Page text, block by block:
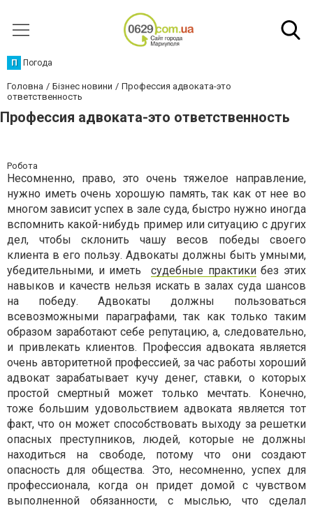
П Погода
Головна Бізнес новини
Профессия адвоката-это
ответственность
Профессия адвоката-это ответственность
Робота
Несомненно, право, это очень тяжелое направление,
нужно иметь очень хорошую память, так как от нее во
многом зависит успех в зале суда, быстро нужно иногда
вспомнить какой-нибудь пример или ситуацию с других
дел, чтобы склонить чашу весов победы своего
клиента в его пользу. Адвокаты должны быть умными,
убедительными, и иметь судебные практикибез этих
навыков и качеств нельзя искать в залах суда шансов
на победу. Адвокаты должны пользоваться
всевозможными параграфами, так как только таким
образом заработают себе репутацию, а, следовательно,
и привлекать клиентов. Профессия адвоката является
очень авторитетной профессией, за час работы хороший
адвокат зарабатывает кучу денег, ставки, о которых
простой смертный может только мечтать. Конечно,
тоже большим удовольствием адвоката является тот
факт, что он может способствовать выходу за решетки
опасных преступников, людей, которые не должны
находиться на свободе, потому что они создают
опасность для общества. Это, несомненно, успех для
профессионала, когда он придет домой с чувством
выполненной обязанности, с мыслью, что сделал